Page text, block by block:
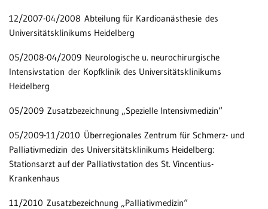
12/2007-04/2008 Abteilung für Kardioanästhesie des
Universitätsklinikums Heidelberg
05/2008-04/2009 Neurologische u. neurochirurgische
Intensivstation der Kopfklinik des Universitätsklinikums
Heidelberg
05/2009 Zusatzbezeichnung „Spezielle Intensivmedizin“
05/2009-11/2010 Überregionales Zentrum für Schmerz- und
Palliativmedizin des Universitätsklinikums Heidelberg:
Stationsarzt auf der Palliativstation des St. Vincentius-
Krankenhaus
11/2010 Zusatzbezeichnung „Palliativmedizin“